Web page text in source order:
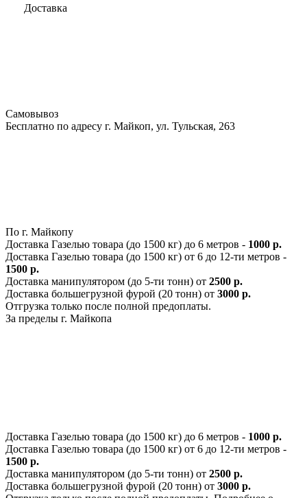
Доставка
Самовывоз
Бесплатно по адресу г. Майкоп, ул. Тульская, 263
По г. Майкопу
Доставка Газелью товара (до 1500 кг) до 6 метров - 1000 р.
Доставка Газелью товара (до 1500 кг) от 6 до 12-ти метров -
1500 р.
Доставка манипулятором (до 5-ти тонн) от 2500 р.
Доставка большегрузной фурой (20 тонн) от 3000 р.
Отгрузка только после полной предоплаты.
За пределы г. Майкопа
Доставка Газелью товара (до 1500 кг) до 6 метров - 1000 р.
Доставка Газелью товара (до 1500 кг) от 6 до 12-ти метров -
1500 р.
Доставка манипулятором (до 5-ти тонн) от 2500 р.
Доставка большегрузной фурой (20 тонн) от 3000 р.